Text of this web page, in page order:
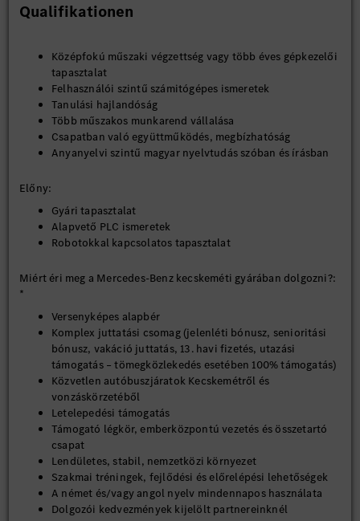
Qualifikationen
Középfokú műszaki végzettség vagy több éves gépkezelői
tapasztalat
Felhasználói szintű számitógépes ismeretek
Tanulási hajlandóság
Több műszakos munkarend vállalása
Csapatban való együttműködés, megbízhatóság
Anyanyelvi szintű magyar nyelvtudás szóban és írásban
Előny:
Gyári tapasztalat
Alapvető PLC ismeretek
Robotokkal kapcsolatos tapasztalat
Miért éri meg a Mercedes-Benz kecskeméti gyárában dolgozni?:
*
Versenyképes alapbér
Komplex juttatási csomag (jelenléti bónusz, senioritási
bónusz, vakáció juttatás, 13. havi fizetés, utazási
támogatás – tömegközlekedés esetében 100% támogatás)
Közvetlen autóbuszjáratok Kecskemétről és
vonzáskörzetéből
Letelepedési támogatás
Támogató légkör, emberközpontú vezetés és összetartó
csapat
Lendületes, stabil, nemzetközi környezet
Szakmai tréningek, fejlődési és előrelépési lehetőségek
A német és/vagy angol nyelv mindennapos használata
Dolgozói kedvezmények kijelölt partnereinknél